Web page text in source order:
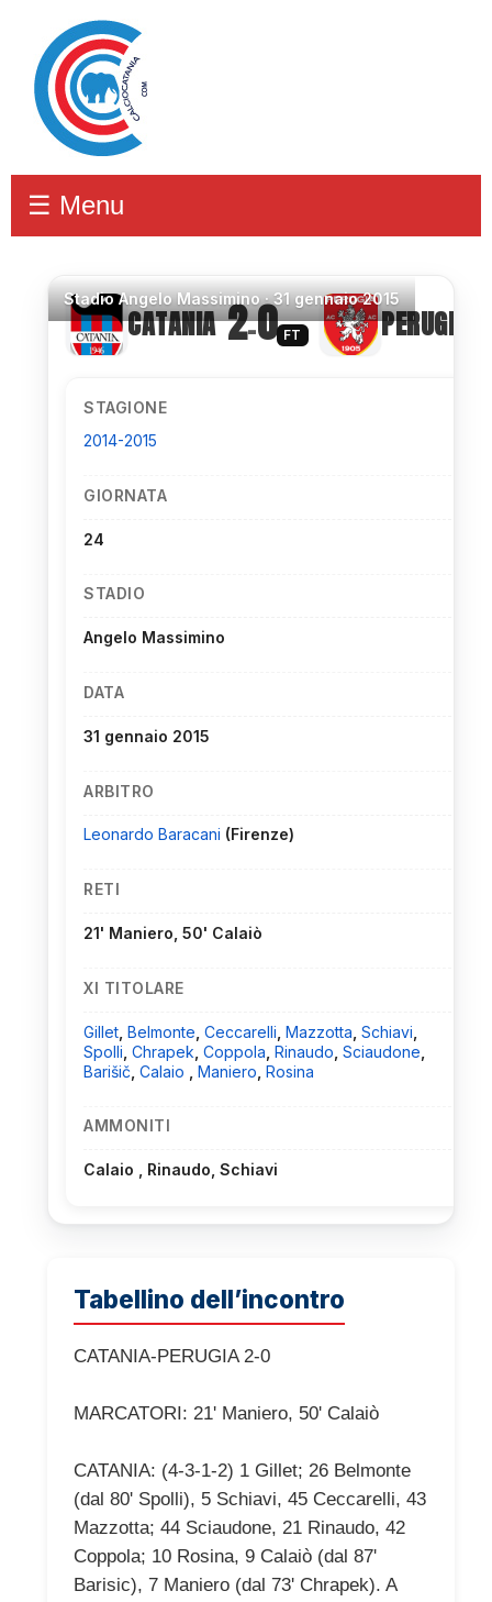
☰ Menu
StadioAngelo Massimino ·31 gennaio 2015
CATANIA 2–0 FT PERUGIA
STAGIONE
2014-2015
GIORNATA
24
STADIO
Angelo Massimino
DATA
31 gennaio 2015
ARBITRO
Leonardo Baracani (Firenze)
RETI
21' Maniero, 50' Calaiò
XI TITOLARE
Gillet Belmonte Ceccarelli Mazzotta Schiavi
Spolli Chrapek Coppola Rinaudo Sciaudone
Barišič Calaio Maniero Rosina
AMMONITI
Calaio , Rinaudo, Schiavi
Tabellino dell’incontro
CATANIA-PERUGIA 2-0
MARCATORI: 21' Maniero, 50' Calaiò
CATANIA: (4-3-1-2) 1 Gillet; 26 Belmonte
(dal 80' Spolli), 5 Schiavi, 45 Ceccarelli, 43
Mazzotta; 44 Sciaudone, 21 Rinaudo, 42
Coppola; 10 Rosina, 9 Calaiò (dal 87'
Barisic), 7 Maniero (dal 73' Chrapek). A